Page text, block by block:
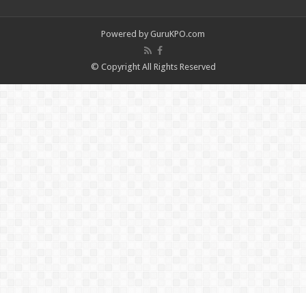
Powered by GuruKPO.com
© Copyright All Rights Reserved